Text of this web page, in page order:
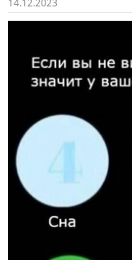
14.12.2023